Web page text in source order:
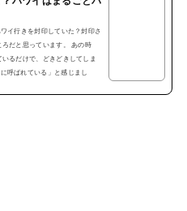
イ行きを封印していた？封印さ
だと思っています。 あの時
るだけで、どきどきしてしま
呼ばれている」と感じまし